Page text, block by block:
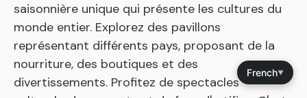
saisonnière unique qui présente les cultures du
monde entier. Explorez des pavillons
représentant différents pays, proposant de la
nourriture, des boutiques et des
divertissements. Profitez de spectacles
French▼